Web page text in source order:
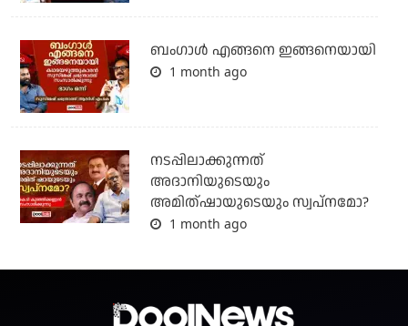
ബം​ഗാൾ എങ്ങനെ ഇങ്ങനെയായി
1 month ago
നടപ്പിലാക്കുന്നത്
അദാനിയുടെയും
അമിത്ഷായുടെയും സ്വപ്നമോ?
1 month ago